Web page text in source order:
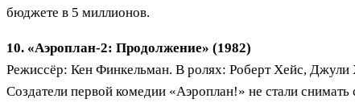
бюджете в 5 миллионов.
10. «Аэроплан-2: Продолжение» (1982)
Режиссёр: Кен Финкельман. В ролях: Роберт Хейс, Джули
Создатели первой комедии «Аэроплан!» не стали